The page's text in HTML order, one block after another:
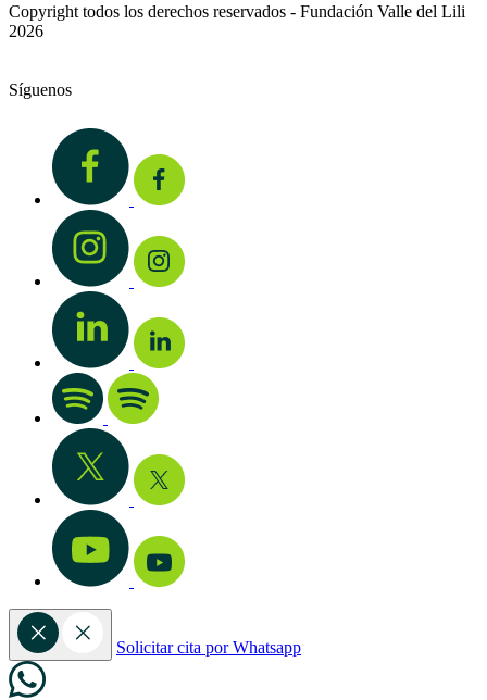
Copyright todos los derechos reservados - Fundación Valle del Lili
2026
Síguenos
Solicitar cita por Whatsapp